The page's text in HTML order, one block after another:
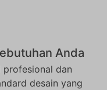
Anda
profesional dan
desain yang